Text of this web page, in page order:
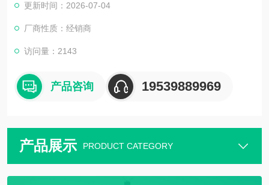
更新时间：2026-07-04
厂商性质：经销商
访问量：2143
产品咨询 19539889969
产品展示 PRODUCT CATEGORY